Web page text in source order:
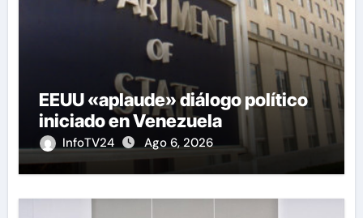
EEUU «aplaude» diálogo político
iniciado en Venezuela
InfoTV24 Ago 6, 2026